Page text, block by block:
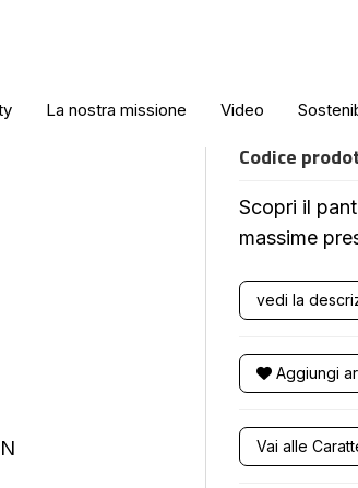
La nostra missione Video
Codice
Scopri il
massime
vedi la
Aggiungi
Vai alle